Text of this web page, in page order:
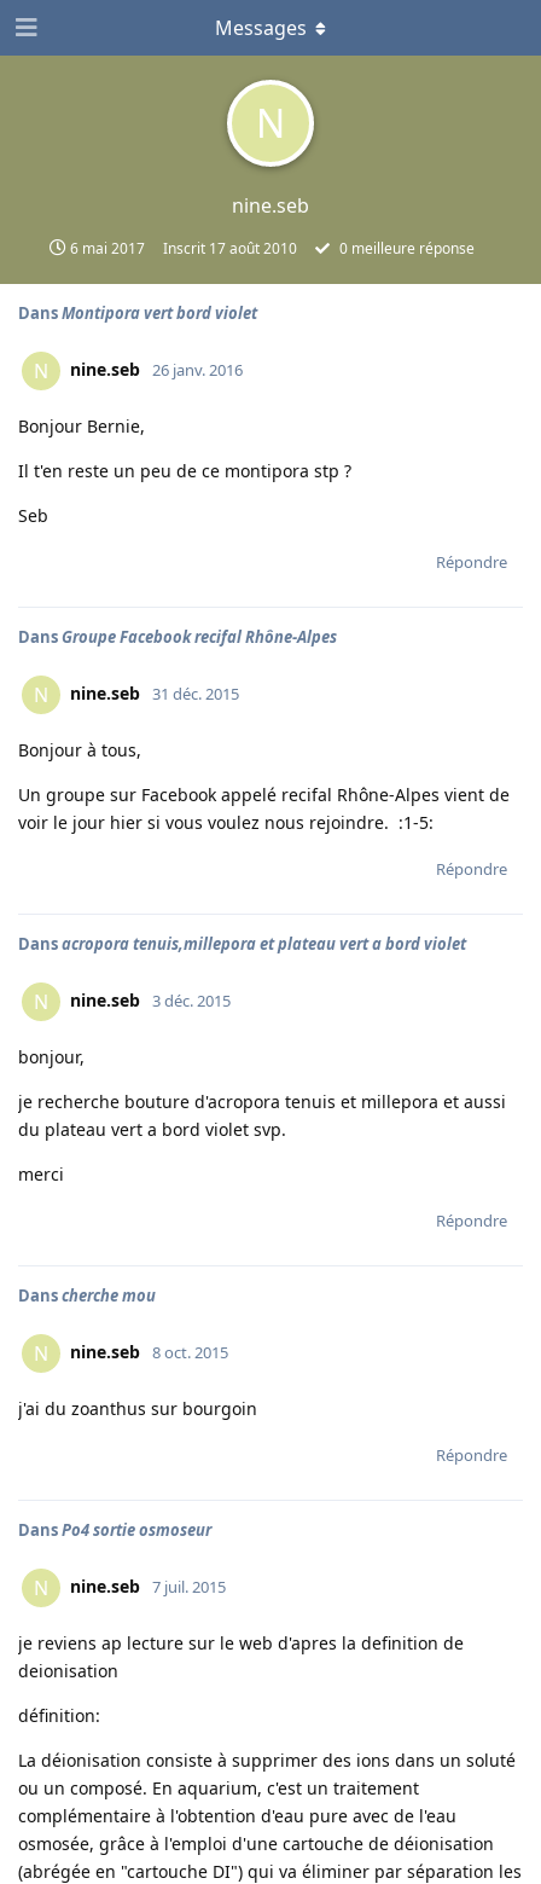
N
nine.seb
6 mai 2017 Inscrit 17 août 2010 0meilleure réponse
Messages
DansMontipora vert bord violet
N nine.seb 26 janv. 2016
Bonjour Bernie,
Il t'en reste un peu de ce montipora stp ?
Seb
Répondre
DansGroupe Facebook recifal Rhône-Alpes
N nine.seb 31 déc. 2015
Bonjour à tous,
Un groupe sur Facebook appelé recifal Rhône-Alpes vient de
voir le jour hier si vous voulez nous rejoindre. :1-5:
Répondre
Dansacropora tenuis,millepora et plateau vert a bord violet
N nine.seb 3 déc. 2015
bonjour,
je recherche bouture d'acropora tenuis et millepora et aussi
du plateau vert a bord violet svp.
merci
Répondre
Danscherche mou
N nine.seb 8 oct. 2015
j'ai du zoanthus sur bourgoin
Répondre
DansPo4 sortie osmoseur
N nine.seb 7 juil. 2015
je reviens ap lecture sur le web d'apres la definition de
deionisation
définition:
La déionisation consiste à supprimer des ions dans un soluté
ou un composé. En aquarium, c'est un traitement
complémentaire à l'obtention d'eau pure avec de l'eau
osmosée, grâce à l'emploi d'une cartouche de déionisation
(abrégée en "cartouche DI") qui va éliminer par séparation les